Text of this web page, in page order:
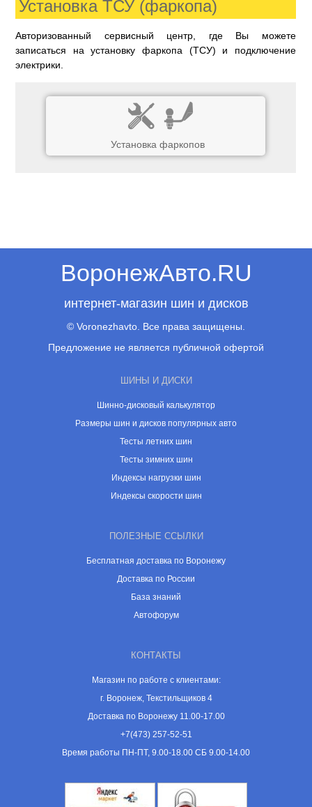
Установка ТСУ (фаркопа)
Авторизованный сервисный центр, где Вы можете
записаться на установку фаркопа (ТСУ) и подключение
электрики.
Установка фаркопов
ВоронежАвто.RU
интернет-магазин шин и дисков
© Voronezhavto. Все права защищены.
Предложение не является публичной офертой
ШИНЫ И ДИСКИ
Шинно-дисковый калькулятор
Размеры шин и дисков популярных авто
Тесты летних шин
Тесты зимних шин
Индексы нагрузки шин
Индексы скорости шин
ПОЛЕЗНЫЕ ССЫЛКИ
Бесплатная доставка по Воронежу
Доставка по России
База знаний
Автофорум
КОНТАКТЫ
Магазин по работе с клиентами:
г. Воронеж, Текстильщиков 4
Доставка по Воронежу 11.00-17.00
+7(473) 257-52-51
Время работы ПН-ПТ, 9.00-18.00 СБ 9.00-14.00